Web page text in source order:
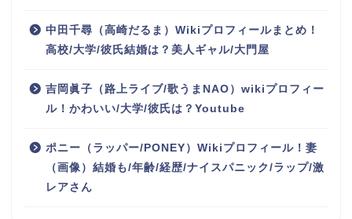
中田千尋（高崎だるま）Wikiプロフィールまとめ！
高校/大学/彼氏結婚は？美人ギャル/大門屋
吉岡眞子（路上ライブ/歌うまNAO）wikiプロフィー
ル！かわいい/大学/彼氏は？Youtube
ポニー（ラッパー/PONEY）Wikiプロフィール！妻
（画像）結婚も/年齢/経歴/ナイスパニック/ラップ/激
レアさん